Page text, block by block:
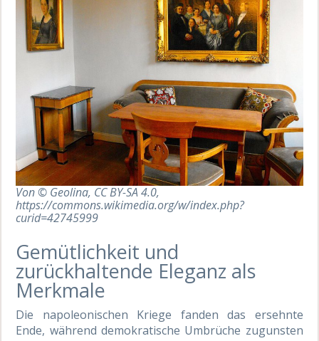
Von © Geolina, CC BY-SA 4.0,
https://commons.wikimedia.org/w/index.php?
curid=42745999
Gemütlichkeit und
zurückhaltende Eleganz als
Merkmale
Die napoleonischen Kriege fanden das ersehnte
Ende, während demokratische Umbrüche zugunsten